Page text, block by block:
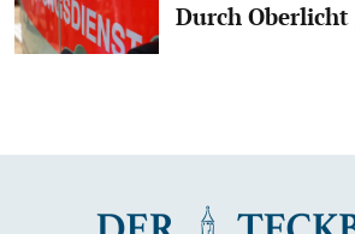
Durch Oberlicht